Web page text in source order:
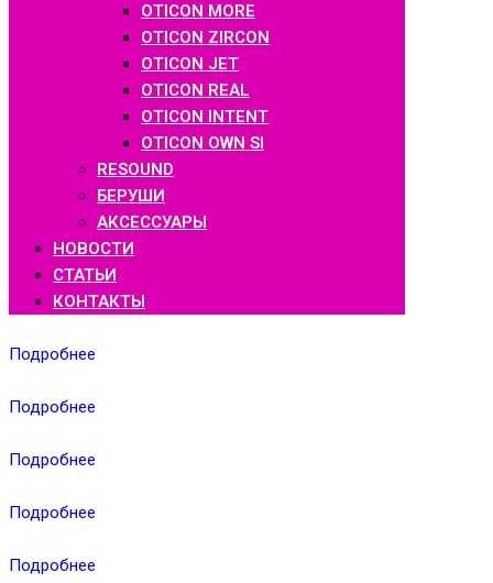
OTICON MORE
OTICON ZIRCON
OTICON JET
OTICON REAL
OTICON INTENT
OTICON OWN SI
RESOUND
БЕРУШИ
АКСЕССУАРЫ
НОВОСТИ
СТАТЬИ
КОНТАКТЫ
Подробнее
Подробнее
Подробнее
Подробнее
Подробнее